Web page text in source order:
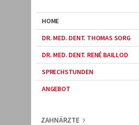
HOME
DR. MED. DENT. THOMAS SORG
DR. MED. DENT. RENÉ BAILLOD
SPRECHSTUNDEN
ANGEBOT
ZAHNÄRZTE